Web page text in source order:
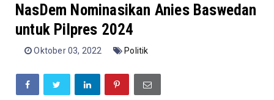
NasDem Nominasikan Anies Baswedan
untuk Pilpres 2024
Oktober 03, 2022 Politik